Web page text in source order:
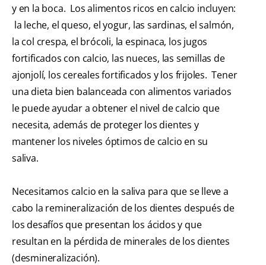
y en la boca. Los alimentos ricos en calcio incluyen:
la leche, el queso, el yogur, las sardinas, el salmón,
la col crespa, el brócoli, la espinaca, los jugos
fortificados con calcio, las nueces, las semillas de
ajonjolí, los cereales fortificados y los frijoles. Tener
una dieta bien balanceada con alimentos variados
le puede ayudar a obtener el nivel de calcio que
necesita, además de proteger los dientes y
mantener los niveles óptimos de calcio en su
saliva.
Necesitamos calcio en la saliva para que se lleve a
cabo la remineralización de los dientes después de
los desafíos que presentan los ácidos y que
resultan en la pérdida de minerales de los dientes
(desmineralización).